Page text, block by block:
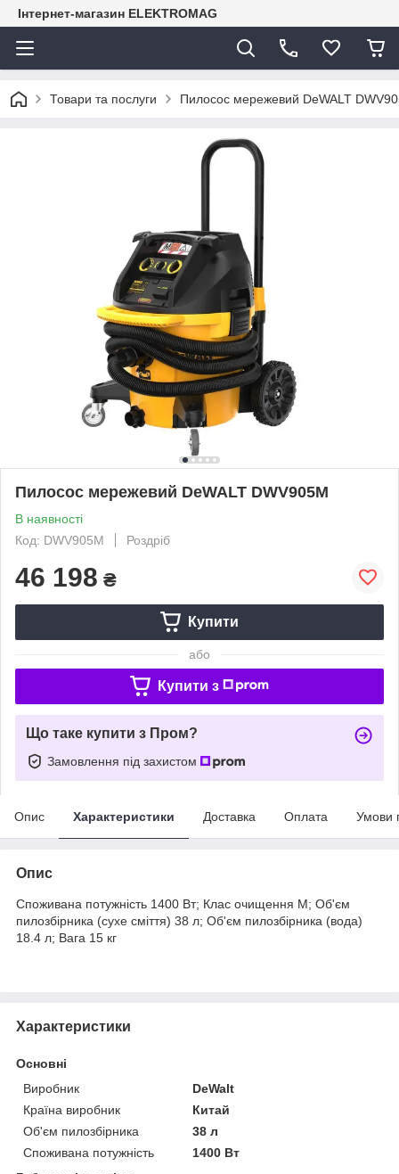
Інтернет-магазин ELEKTROMAG
Товари та послуги Пилосос мережевий DeWALT
Пилосос мережевий DeWALT DWV905M
В наявності
Код: DWV905M
Роздріб
46 198 ₴
Купити
або
Купити з
Що таке купити з Пром?
Замовлення під захистом
Опис Характеристики Доставка Оплата Умови
Опис
Споживана потужність 1400 Вт; Клас очищення М; Об'єм
пилозбірника (сухе сміття) 38 л; Об'єм пилозбірника (вода)
18.4 л; Вага 15 кг
Характеристики
Основні
Виробник
DeWalt
Країна виробник
Китай
Об'єм пилозбірника
38 л
Споживана потужність
1400 Вт